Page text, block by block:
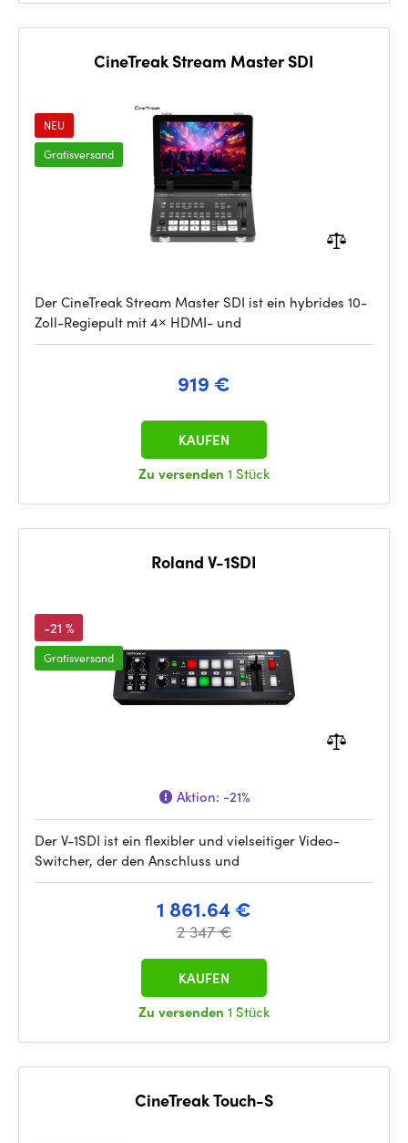
CineTreak Stream Master SDI
NEU
Gratisversand
Der CineTreak Stream Master SDI ist ein hybrides 10-
Zoll-Regiepult mit 4× HDMI- und
919 €
Zu versenden 1 Stück
KAUFEN
Roland V-1SDI
-21 %
Gratisversand
Aktion: -21%
Der V-1SDI ist ein flexibler und vielseitiger Video-
Switcher, der den Anschluss und
1 861.64 €
2 347 €
Zu versenden 1 Stück
KAUFEN
CineTreak Touch-S